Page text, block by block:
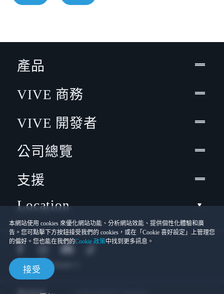
本網站使用 cookies 來優化網站功能、分析網站效能、提供個性化體驗和廣
告。您可點擊下方按鈕接受我們的 cookies，或在「Cookie 喜好設定」上管理您
的偏好。您也能在我們的Cookie 政策中找到更多訊息。
接受
產品
VIVE 商務
VIVE 開發者
公司總覽
支援
Location